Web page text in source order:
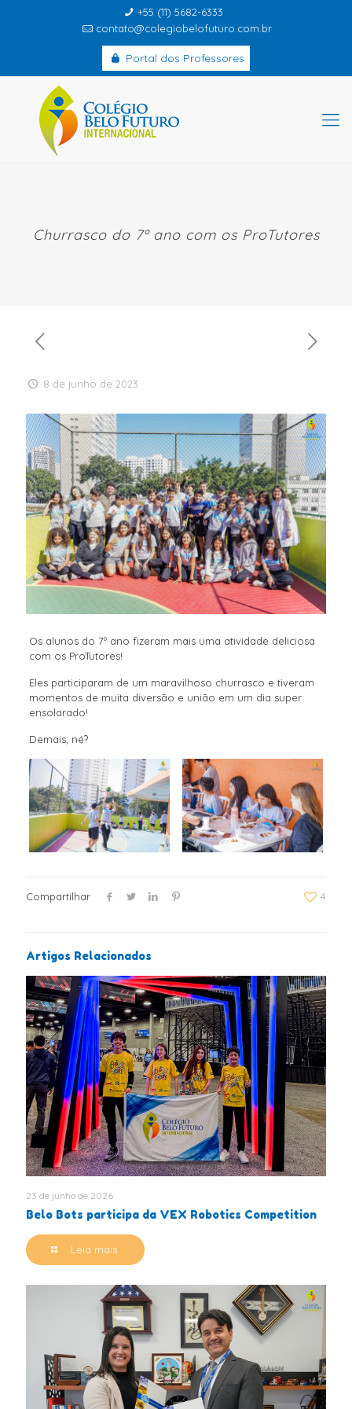
+55 (11) 5682-6333
contato@colegiobelofuturo.com.br
Portal dos Professores
Churrasco do 7º ano com os ProTutores
8 de junho de 2023
Os alunos do 7º ano fizeram mais uma atividade deliciosa
com os ProTutores!
Eles participaram de um maravilhoso churrasco e tiveram
momentos de muita diversão e união em um dia super
ensolarado!
Demais, né?
Compartilhar 4
Artigos Relacionados
23 de junho de 2026
Belo Bots participa da VEX Robotics Competition
Leia mais